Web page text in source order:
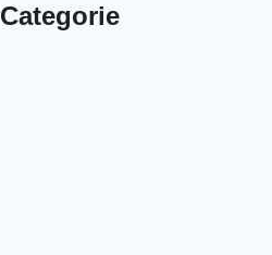
Categorie